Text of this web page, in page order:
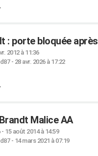
: porte bloquée
2012 à 11:36
- 28 avr. 2026 à 17:22
Malice AA
- 15 août 2014 à 14:59
- 14 mars 2021 à 07:19